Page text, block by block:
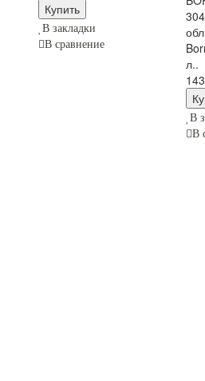
В закладки
В сравнение
л..
В
В